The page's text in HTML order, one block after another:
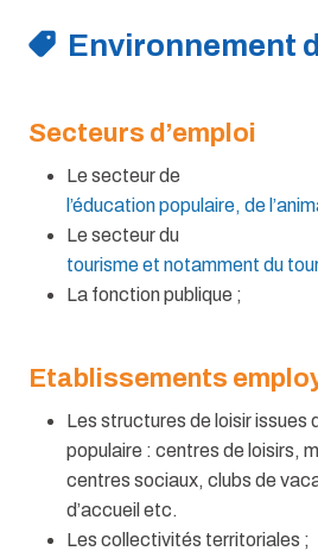
Environnement
Secteurs d’emploi
Le secteur de
l’éducation populaire, de
Le secteur du
tourisme et notamment du
La fonction publique ;
Etablissements
Les structures de loisir issues
populaire : centres de loisirs,
centres sociaux, clubs de
d’accueil etc.
Les collectivités territoriales ;